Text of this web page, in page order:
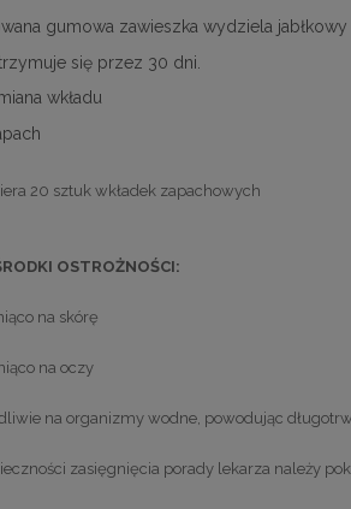
gumowa zawieszka wydziela
się przez 30 dni.
wkładu
20 sztuk wkładek zapachowych
OSTROŻNOŚCI:
na skórę
na oczy
na organizmy wodne, powodując
zasięgnięcia porady lekarza należy